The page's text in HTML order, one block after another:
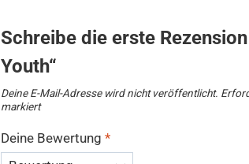
Schreibe die erste
Youth“
Deine E-Mail-Adresse wird nicht veröffentlicht.
markiert
Deine Bewertung*